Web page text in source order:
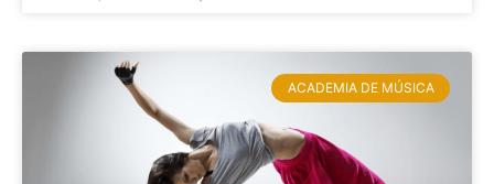
ACADEMIA DE MÚSICA